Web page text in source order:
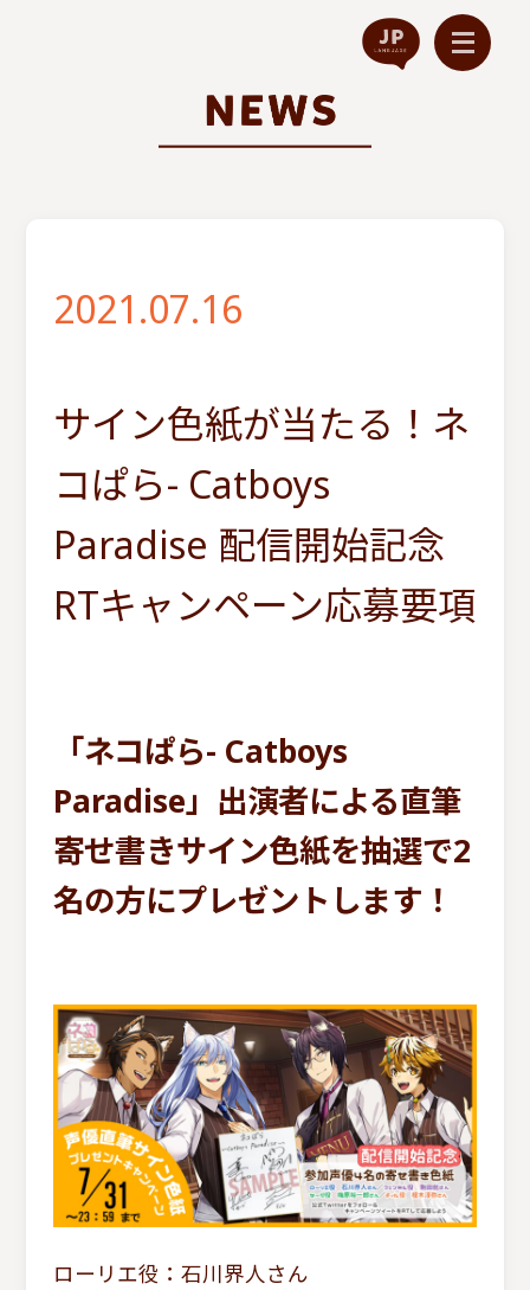
2021.07.16
サイン色紙が当たる！ネ
コぱら- Catboys
Paradise 配信開始記念
RTキャンペーン応募要項
「ネコぱら- Catboys
Paradise」出演者による直筆
寄せ書きサイン色紙を抽選で2
名の方にプレゼントします！
ローリエ役：石川界人さん